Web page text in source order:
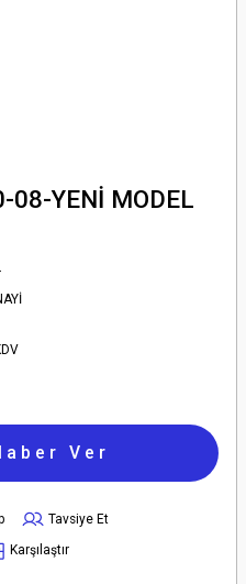
YENİ MODEL
Ver
Tavsiye Et
Karşılaştır